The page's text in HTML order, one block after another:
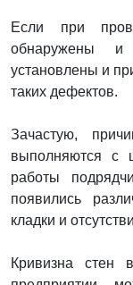
Если при
обнаружены
установлены и
таких дефектов.
Зачастую,
выполняются с
работы
появились
кладки и
Кривизна